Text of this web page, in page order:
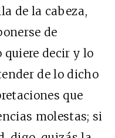
de la cabeza,
de
quiere decir y lo
de lo dicho
que
molestas; si